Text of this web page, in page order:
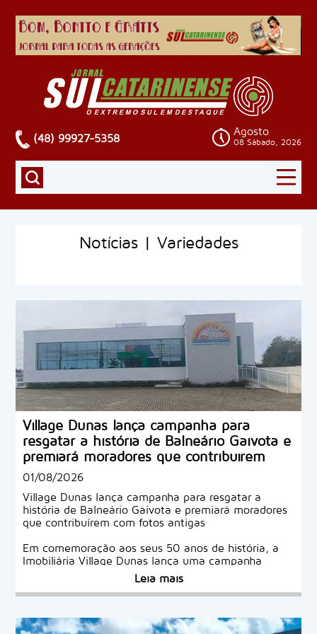
(48) 99927-5358
Agosto
08 Sábado, 2026
Notícias | Variedades
Village Dunas lança campanha para
resgatar a história de Balneário Gaivota e
premiará moradores que contribuírem
com fotos antigas
01/08/2026
Village Dunas lança campanha para resgatar a
história de Balneário Gaivota e premiará moradores
que contribuírem com fotos antigas
Em comemoração aos seus 50 anos de história, a
Imobiliária Village Dunas lança uma campanha
especial para envolver toda a comunidade de
memória do município.
A iniciativa convida moradores, pioneiros e famílias
Leia mais